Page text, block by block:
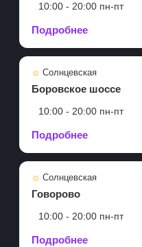
10:00 - 20:00 пн-пт
Подробнее
Солнцевская
Боровское шоссе
10:00 - 20:00 пн-пт
Подробнее
Солнцевская
Говорово
10:00 - 20:00 пн-пт
Подробнее